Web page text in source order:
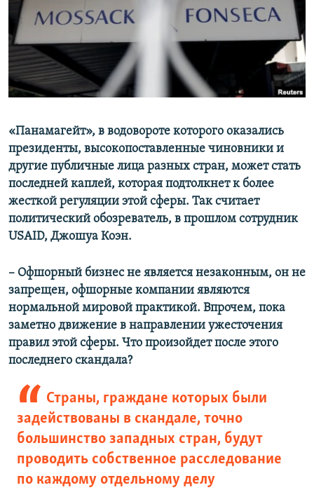
ПОБЕДИТЕЛЕЙ НЕ СУДЯТ?
КРЫМ.НЕПОКОРЕННЫЙ
ELIFBE
УКРАИНСКАЯ ПРОБЛЕМА КРЫМА
ПРИСОЕДИНЯЙТЕСЬ!
«Панамагейт», в водовороте которого оказались
президенты, высокопоставленные чиновники и
другие публичные лица разных стран, может стать
последней каплей, которая подтолкнет к более
жесткой регуляции этой сферы. Так считает
политический обозреватель, в прошлом сотрудник
USAID, Джошуа Коэн.
– Офшорный бизнес не является незаконным, он не
запрещен, офшорные компании являются
нормальной мировой практикой. Впрочем, пока
заметно движение в направлении ужесточения
правил этой сферы. Что произойдет после этого
последнего скандала?
Страны, граждане которых были
задействованы в скандале, точно
большинство западных стран, будут
проводить собственное расследование
по каждому отдельному делу